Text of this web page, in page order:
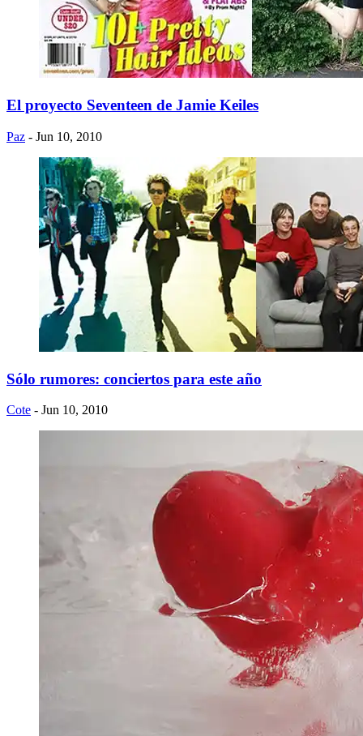
El proyecto Seventeen de Jamie Keiles
Paz - Jun 10, 2010
Sólo rumores: conciertos para este año
Cote - Jun 10, 2010